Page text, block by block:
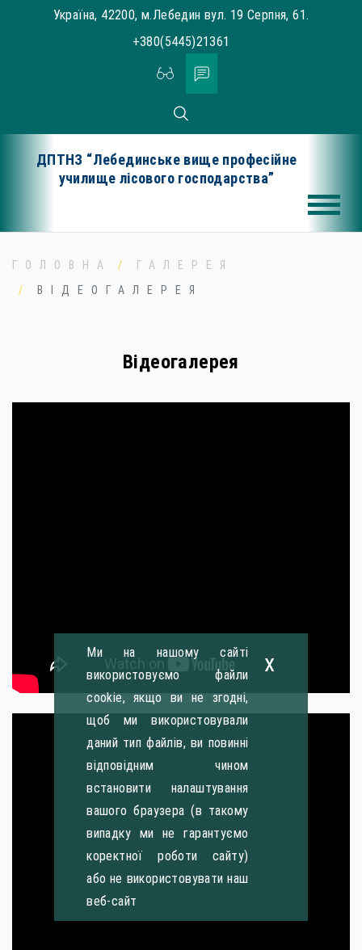
Україна, 42200, м.Лебедин вул. 19 Серпня, 61.
+380(5445)21361
ДПТНЗ “Лебединське вище професійне
училище лісового господарства”
ГОЛОВНА
ГАЛЕРЕЯ
ВІДЕОГАЛЕРЕЯ
Відеогалерея
Ми на нашому сайті
використовуємо файли
cookie, якщо ви не згодні,
щоб ми використовували
даний тип файлів, ви повинні
відповідним чином
встановити налаштування
вашого браузера (в такому
випадку ми не гарантуємо
коректної роботи сайту)
або не використовувати наш
веб-сайт
x